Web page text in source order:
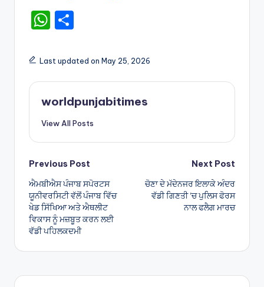
W
a
ts
A
p
ar
e
Last updated on May 25, 2026
worldpunjabitimes
View All Posts
Post
navigation
Previous Post
ਐਮਬੀਐਸ ਪੰਜਾਬ ਸਪੋਰਟਸ
ਯੂਨੀਵਰਸਿਟੀ ਵੱਲੋਂ ਪੰਜਾਬ ਵਿੱਚ
ਖੇਡ ਸਿੱਖਿਆ ਅਤੇ ਐਥਲੀਟ
ਵਿਕਾਸ ਨੂੰ ਮਜ਼ਬੂਤ ਕਰਨ ਲਈ
ਵੱਡੀ ਪਹਿਲਕਦਮੀ
Next Post
ਚੋਣਾ ਦੇ ਮੱਦੇਨਜਰ ਇਲਾਕੇ ਅੰਦਰ
ਵੱਡੀ ਗਿਣਤੀ ’ਚ ਪੁਲਿਸ ਫੋਰਸ
ਨਾਲ ਫਲੈਗ ਮਾਰਚ